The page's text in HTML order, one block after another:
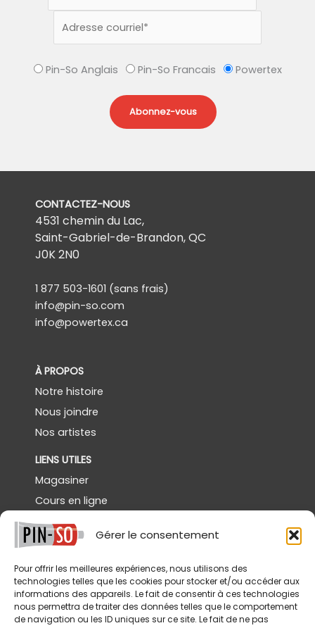
Gérer le consentement
Pour offrir les meilleures expériences, nous utilisons des
technologies telles que les cookies pour stocker et/ou accéder aux
informations des appareils. Le fait de consentir à ces technologies
nous permettra de traiter des données telles que le comportement
de navigation ou les ID uniques sur ce site. Le fait de ne pas
Pin-So Anglais Pin-So Francais Powertex
CONTACTEZ-NOUS
4531 chemin du Lac,
Saint-Gabriel-de-Brandon, QC
J0K 2N0
1 877 503-1601 (sans frais)
info@pin-so.com
info@powertex.ca
À PROPOS
Notre histoire
Nous joindre
Nos artistes
LIENS UTILES
Magasiner
Cours en ligne
Démos gratuites
Powertex Canada
SERVICES
Livraison